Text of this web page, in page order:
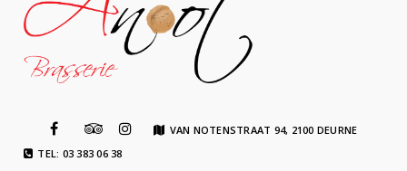
VAN NOTENSTRAAT 94, 2100 DEURNE
TEL: 03 383 06 38